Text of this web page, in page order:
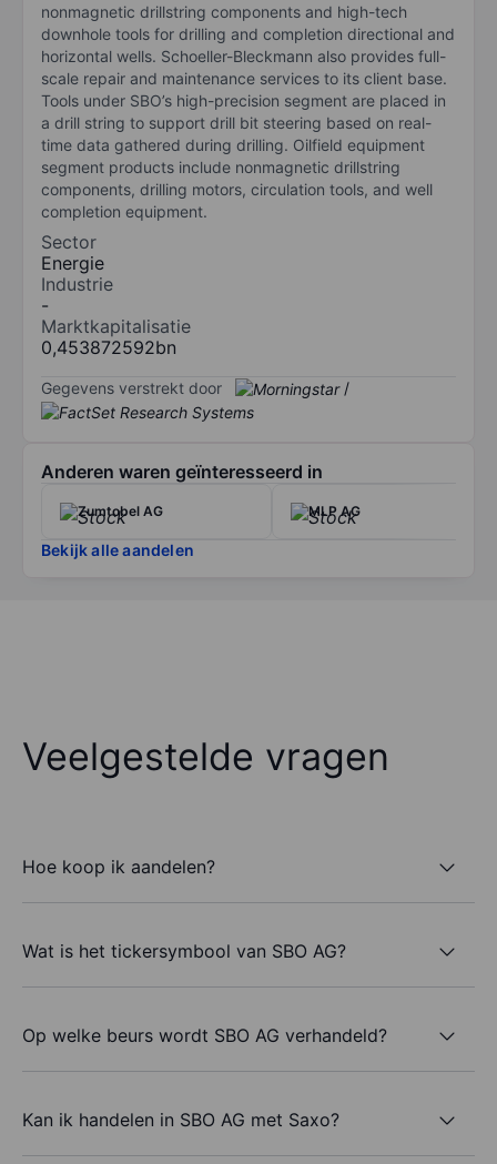
nonmagnetic drillstring components and high-tech
downhole tools for drilling and completion directional and
horizontal wells. Schoeller-Bleckmann also provides full-
scale repair and maintenance services to its client base.
Tools under SBO’s high-precision segment are placed in
a drill string to support drill bit steering based on real-
time data gathered during drilling. Oilfield equipment
segment products include nonmagnetic drillstring
components, drilling motors, circulation tools, and well
completion equipment.
Sector
Energie
Industrie
-
Marktkapitalisatie
0,453872592bn
Gegevens verstrekt door /
Anderen waren geïnteresseerd in
Zumtobel AG MLP AG
Bekijk alle aandelen
Veelgestelde vragen
Hoe koop ik aandelen?
Wat is het tickersymbool van SBO AG?
Op welke beurs wordt SBO AG verhandeld?
Kan ik handelen in SBO AG met Saxo?